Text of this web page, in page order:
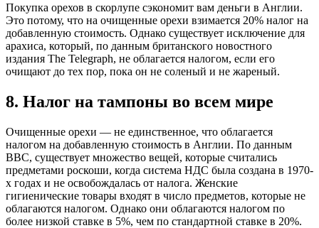
Покупка орехов в скорлупе сэкономит вам деньги в Англии.
Это потому, что на очищенные орехи взимается 20% налог на
добавленную стоимость. Однако существует исключение для
арахиса, который, по данным британского новостного
издания The Telegraph, не облагается налогом, если его
очищают до тех пор, пока он не соленый и не жареный.
8. Налог на тампоны во всем мире
Очищенные орехи — не единственное, что облагается
налогом на добавленную стоимость в Англии. По данным
BBC, существует множество вещей, которые считались
предметами роскоши, когда система НДС была создана в 1970-
х годах и не освобождалась от налога. Женские
гигиенические товары входят в число предметов, которые не
облагаются налогом. Однако они облагаются налогом по
более низкой ставке в 5%, чем по стандартной ставке в 20%.